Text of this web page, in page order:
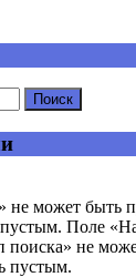
не может быть
Поле
не
пустым.